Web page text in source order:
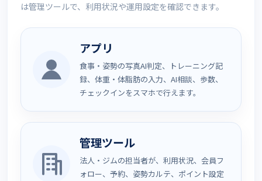
は管理ツールで、利用状況や運用設定を確認できます。
アプリ
食事・姿勢の写真AI判定、トレーニング記
録、体重・体脂肪の入力、AI相談、歩数、
チェックインをスマホで行えます。
管理ツール
法人・ジムの担当者が、利用状況、会員フ
ォロー、予約、姿勢カルテ、ポイント設定